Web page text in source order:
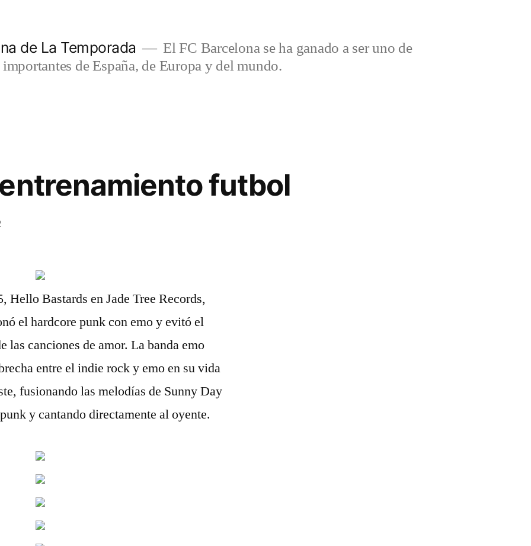
de La Temporada
El FC Barcelona se ha ganado a ser uno de
de España, de Europa y del mundo.
futbol
Hello Bastards en Jade Tree Records,
el hardcore punk con emo y evitó el
las canciones de amor. La banda emo
entre el indie rock y emo en su vida
fusionando las melodías de Sunny Day
y cantando directamente al oyente.